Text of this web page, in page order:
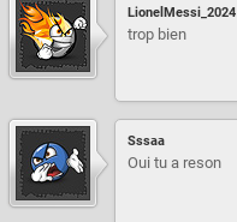
LionelMessi_2024
trop bien
Sssaa
Oui tu a reson